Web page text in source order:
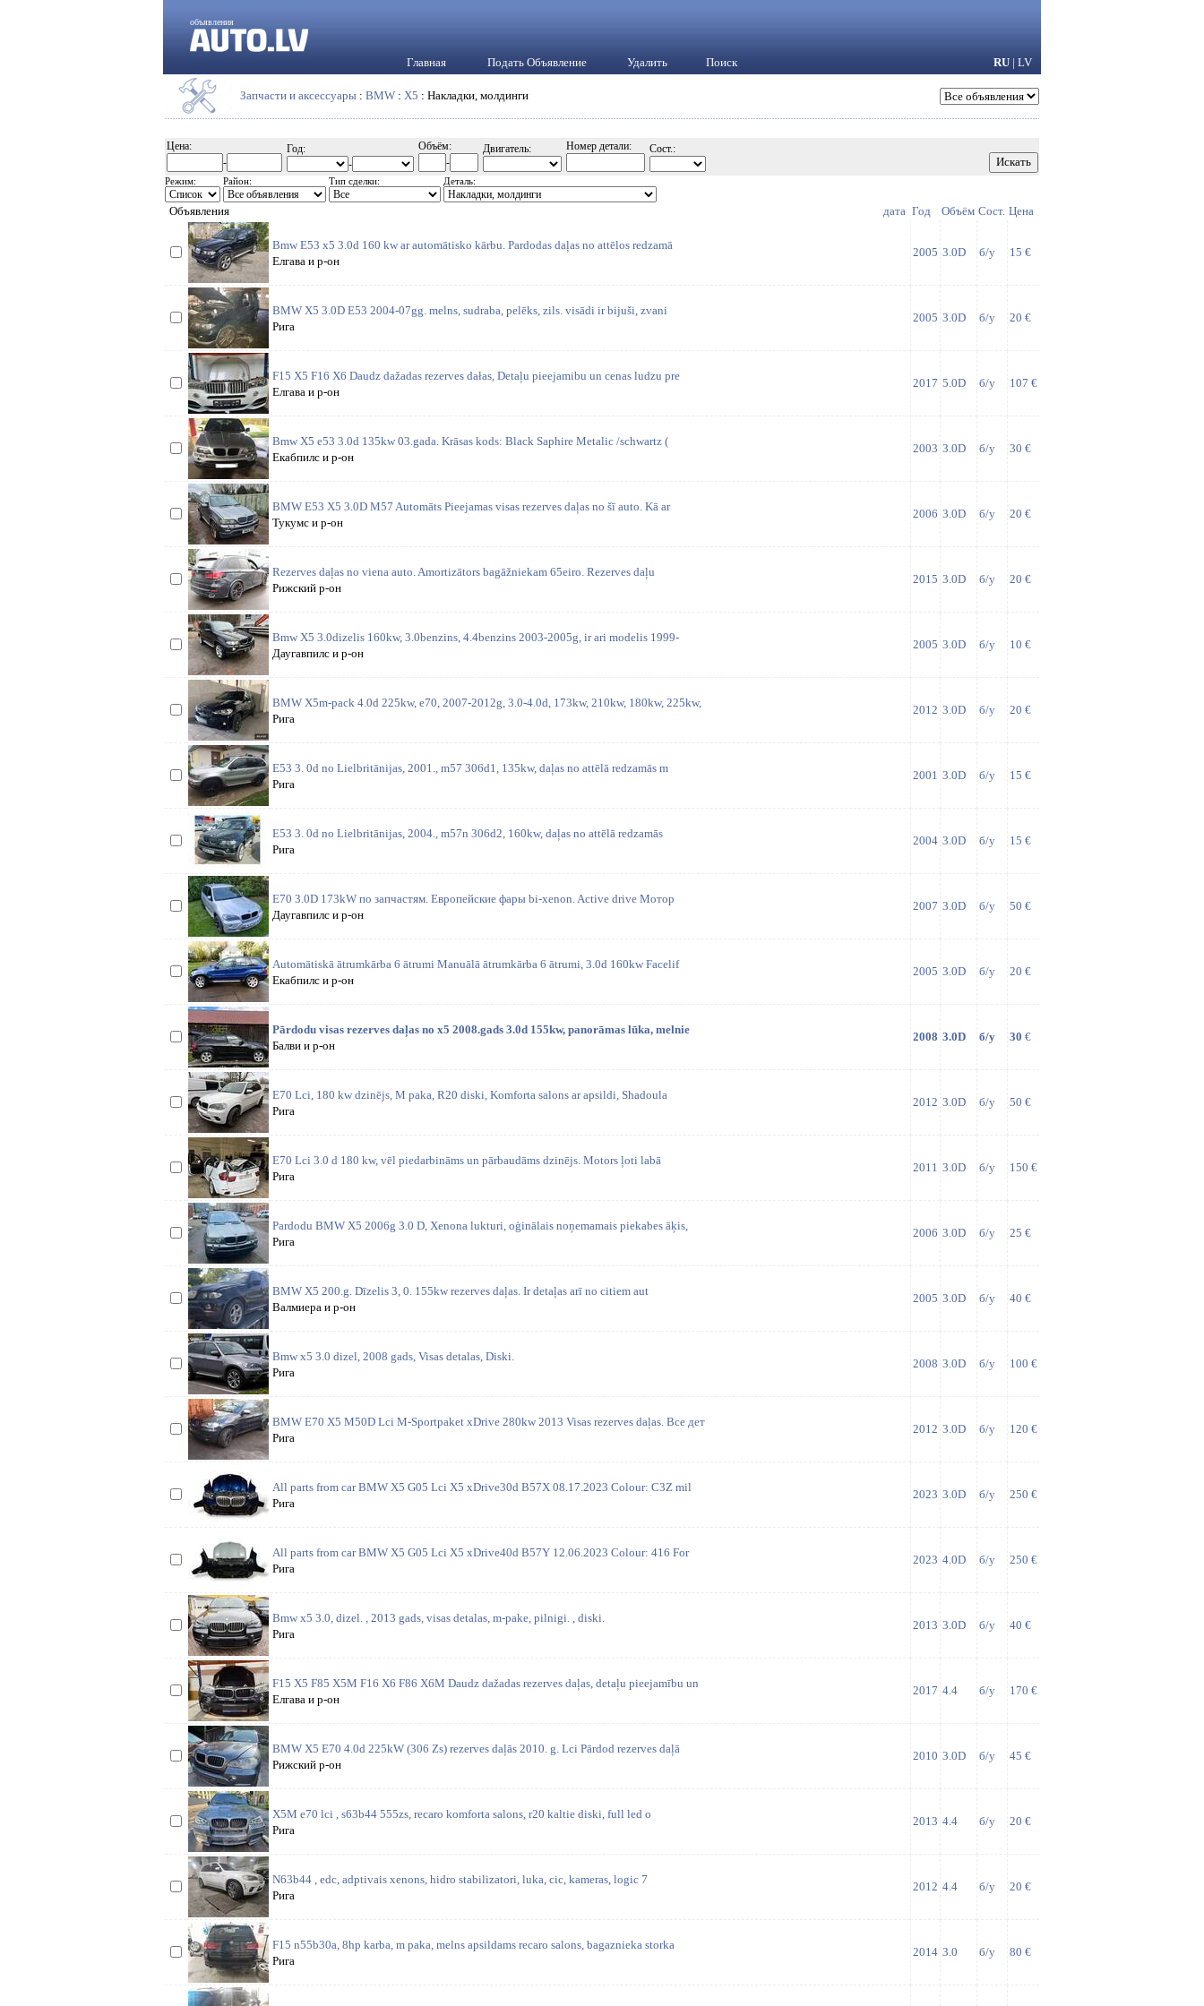
объявления
Главная Подать Объявление Удалить Поиск RU | LV
Запчасти и аксессуары : BMW : X5 : Накладки, молдинги
Цена:
-
Год:
-
Объём:
-
Двигатель: Номер детали: Сост.:
Режим: Район: Тип сделки: Деталь:
Объявления дата Год Объём Сост. Цена
Bmw E53 x5 3.0d 160 kw ar automātisko kārbu. Pardodas daļas no attēlos redzamā
Елгава и р-он
2005 3.0D б/у 15 €
BMW X5 3.0D E53 2004-07gg. melns, sudraba, pelēks, zils. visādi ir bijuši, zvani
Рига
2005 3.0D б/у 20 €
F15 X5 F16 X6 Daudz dažadas rezerves dałas, Detaļu pieejamibu un cenas ludzu pre
Елгава и р-он
2017 5.0D б/у 107 €
Bmw X5 e53 3.0d 135kw 03.gada. Krāsas kods: Black Saphire Metalic /schwartz (
Екабпилс и р-он
2003 3.0D б/у 30 €
BMW E53 X5 3.0D M57 Automāts Pieejamas visas rezerves daļas no šī auto. Kā ar
Тукумс и р-он
2006 3.0D б/у 20 €
Rezerves daļas no viena auto. Amortizātors bagāžniekam 65eiro. Rezerves daļu
Рижский р-он
2015 3.0D б/у 20 €
Bmw X5 3.0dizelis 160kw, 3.0benzins, 4.4benzins 2003-2005g, ir ari modelis 1999-
Даугавпилс и р-он
2005 3.0D б/у 10 €
BMW X5m-pack 4.0d 225kw, e70, 2007-2012g, 3.0-4.0d, 173kw, 210kw, 180kw, 225kw,
Рига
2012 3.0D б/у 20 €
E53 3. 0d no Lielbritānijas, 2001., m57 306d1, 135kw, daļas no attēlā redzamās m
Рига
2001 3.0D б/у 15 €
E53 3. 0d no Lielbritānijas, 2004., m57n 306d2, 160kw, daļas no attēlā redzamās
Рига
2004 3.0D б/у 15 €
E70 3.0D 173kW по запчастям. Европейские фары bi-xenon. Active drive Мотор
Даугавпилс и р-он
2007 3.0D б/у 50 €
Automātiskā ātrumkārba 6 ātrumi Manuālā ātrumkārba 6 ātrumi, 3.0d 160kw Facelif
Екабпилс и р-он
2005 3.0D б/у 20 €
Pārdodu visas rezerves daļas no x5 2008.gads 3.0d 155kw, panorāmas lūka, melnie
Балви и р-он
2008 3.0D б/у 30 €
E70 Lci, 180 kw dzinējs, M paka, R20 diski, Komforta salons ar apsildi, Shadoula
Рига
2012 3.0D б/у 50 €
E70 Lci 3.0 d 180 kw, vēl piedarbināms un pārbaudāms dzinējs. Motors ļoti labā
Рига
2011 3.0D б/у 150 €
Pardodu BMW X5 2006g 3.0 D, Xenona lukturi, oģinālais noņemamais piekabes āķis,
Рига
2006 3.0D б/у 25 €
BMW X5 200.g. Dīzelis 3, 0. 155kw rezerves daļas. Ir detaļas arī no citiem aut
Валмиера и р-он
2005 3.0D б/у 40 €
Bmw x5 3.0 dizel, 2008 gads, Visas detalas, Diski.
Рига
2008 3.0D б/у 100 €
BMW E70 X5 M50D Lci M-Sportpaket xDrive 280kw 2013 Visas rezerves daļas. Все дет
Рига
2012 3.0D б/у 120 €
All parts from car BMW X5 G05 Lci X5 xDrive30d B57X 08.17.2023 Colour: C3Z mil
Рига
2023 3.0D б/у 250 €
All parts from car BMW X5 G05 Lci X5 xDrive40d B57Y 12.06.2023 Colour: 416 For
Рига
2023 4.0D б/у 250 €
Bmw x5 3.0, dizel. , 2013 gads, visas detalas, m-pake, pilnigi. , diski.
Рига
2013 3.0D б/у 40 €
F15 X5 F85 X5M F16 X6 F86 X6M Daudz dažadas rezerves daļas, detaļu pieejamību un
Елгава и р-он
2017 4.4 б/у 170 €
BMW X5 E70 4.0d 225kW (306 Zs) rezerves daļās 2010. g. Lci Pārdod rezerves daļā
Рижский р-он
2010 3.0D б/у 45 €
X5M e70 lci , s63b44 555zs, recaro komforta salons, r20 kaltie diski, full led o
Рига
2013 4.4 б/у 20 €
N63b44 , edc, adptivais xenons, hidro stabilizatori, luka, cic, kameras, logic 7
Рига
2012 4.4 б/у 20 €
F15 n55b30a, 8hp karba, m paka, melns apsildams recaro salons, bagaznieka storka
Рига
2014 3.0 б/у 80 €